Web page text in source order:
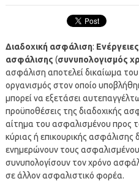
Διαδοχική ασφάλιση:
ασφάλισης (συνυπολογισμός
ασφάλιση αποτελεί δικαίωμα
οργανισμός στον οποίο
μπορεί να εξετάσει
προϋποθέσεις της διαδοχικής
αίτημα του ασφαλισμένου προς
κύριας ή επικουρικής
ενημερώνουν τους
συνυπολογίσουν τον χρόνο
σε άλλον ασφαλιστικό φορέα.